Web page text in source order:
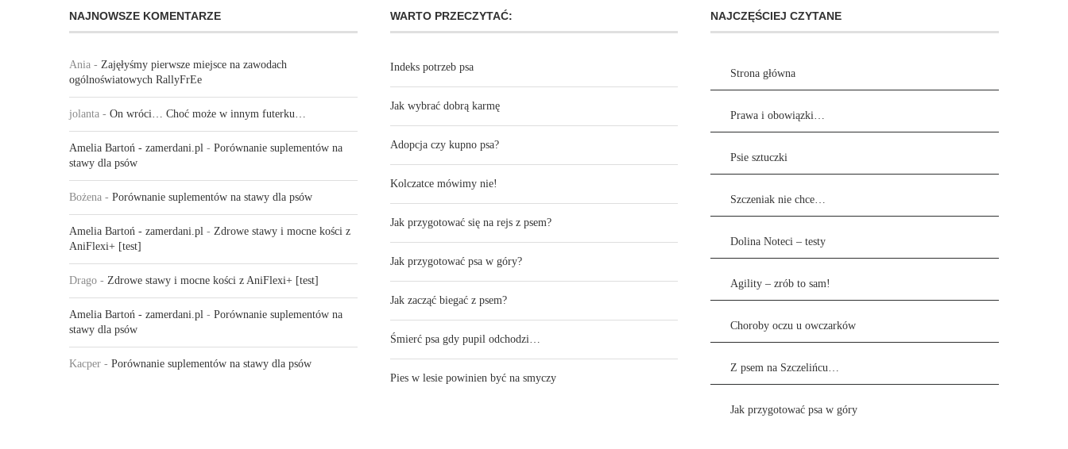
NAJNOWSZE KOMENTARZE
Ania - Zajęłyśmy pierwsze miejsce na zawodach
ogólnoświatowych RallyFrEe
jolanta - On wróci… Choć może w innym futerku…
Amelia Bartoń - zamerdani.pl - Porównanie suplementów na
stawy dla psów
Bożena - Porównanie suplementów na stawy dla psów
Amelia Bartoń - zamerdani.pl - Zdrowe stawy i mocne kości z
AniFlexi+ [test]
Drago - Zdrowe stawy i mocne kości z AniFlexi+ [test]
Amelia Bartoń - zamerdani.pl - Porównanie suplementów na
stawy dla psów
Kacper - Porównanie suplementów na stawy dla psów
WARTO PRZECZYTAĆ:
Indeks potrzeb psa
Jak wybrać dobrą karmę
Adopcja czy kupno psa?
Kolczatce mówimy nie!
Jak przygotować się na rejs z psem?
Jak przygotować psa w góry?
Jak zacząć biegać z psem?
Śmierć psa gdy pupil odchodzi…
Pies w lesie powinien być na smyczy
NAJCZĘŚCIEJ CZYTANE
Strona główna
Prawa i obowiązki…
Psie sztuczki
Szczeniak nie chce…
Dolina Noteci – testy
Agility – zrób to sam!
Choroby oczu u owczarków
Z psem na Szczelińcu…
Jak przygotować psa w góry